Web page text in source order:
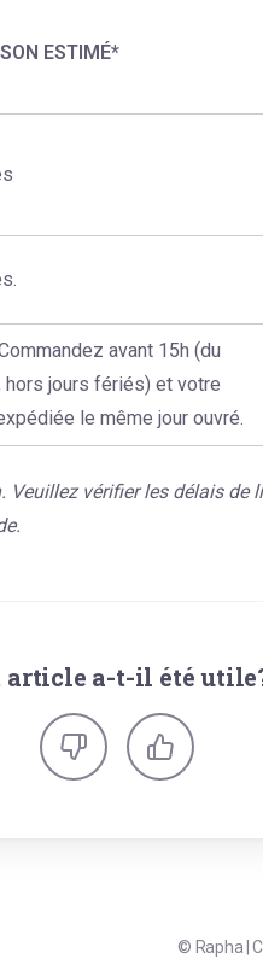
ESTIMÉ*
avant 15h (du
hors jours fériés) et votre
le même jour ouvré.
Veuillez vérifier les délais
article a-t-il été
© Rapha |